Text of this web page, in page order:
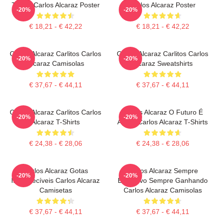
Tennis Carlos Alcaraz Poster
€ 18,21 - € 42,22
-20%
Carlos Alcaraz Poster
€ 18,21 - € 42,22
-20%
Carlos Alcaraz Carlitos Carlos
Alcaraz Camisolas
€ 37,67 - € 44,11
-20%
Carlos Alcaraz Carlitos Carlos
Alcaraz Sweatshirts
€ 37,67 - € 44,11
-20%
Carlos Alcaraz Carlitos Carlos
Alcaraz T-Shirts
€ 24,38 - € 28,06
-20%
Carlos Alcaraz O Futuro É
Agora Carlos Alcaraz T-Shirts
€ 24,38 - € 28,06
-20%
Carlos Alcaraz Gotas
Inesquecíveis Carlos Alcaraz
Camisetas
€ 37,67 - € 44,11
-20%
Carlos Alcaraz Sempre
Explosivo Sempre Ganhando
Carlos Alcaraz Camisolas
€ 37,67 - € 44,11
-20%